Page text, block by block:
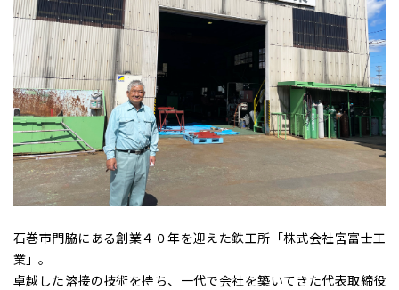
石巻市門脇にある創業４０年を迎えた鉄工所「株式会社宮富士工
業」。
卓越した溶接の技術を持ち、一代で会社を築いてきた代表取締役